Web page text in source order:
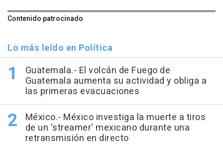
Contenido patrocinado
Lo más leído en Política
Guatemala.- El volcán de Fuego de
Guatemala aumenta su actividad y obliga a
las primeras evacuaciones
México.- México investiga la muerte a tiros
de un 'streamer' mexicano durante una
retransmisión en directo